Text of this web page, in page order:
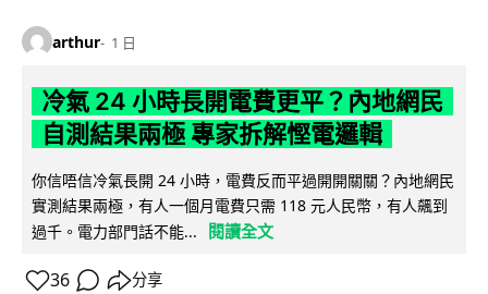
arthur 1 日
冷氣 24 小時長開電費更平？內地網民
自測結果兩極 專家拆解慳電邏輯
你信唔信冷氣長開 24 小時，電費反而平過開開關關？內地網民
實測結果兩極，有人一個月電費只需 118 元人民幣，有人飆到
過千。電力部門話不能...
閱讀全文
36 分享